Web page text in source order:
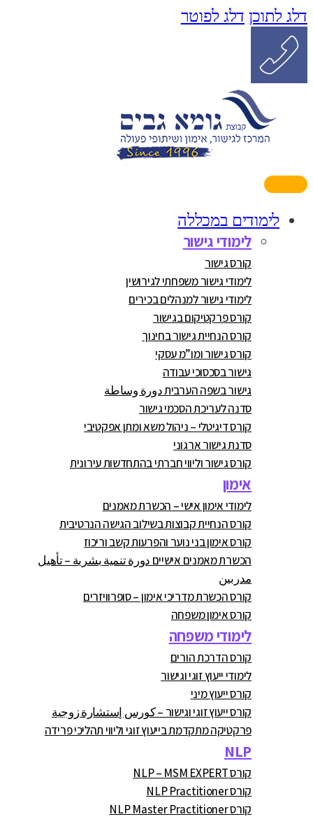
דלג לתוכן דלג לפוטר
לימודים במכללה
לימודי גישור
קורס גישור
לימודי גישור משפחתי לגירושין
לימודי גישור למנהלים בכירים
קורס פרקטיקום בגישור
קורס הנחיית גישור בחינוך
קורס גישור ומו”מ עסקי
גישור בסכסוכי עבודה
גישור בשפה הערבית دورة وساطة
סדנה לעריכת הסכמי גישור
קורס דיגיטלי – ניהול משא ומתן אפקטיבי
סדנת גישור ארגוני
קורס גישור וליווי חברתי בהתחדשות עירונית
אימון
לימודי אימון אישי – הכשרת מאמנים
קורס הנחיית קבוצות בשילוב הגישה הנרטיבית
קורס אימון בני נוער והפרעות קשב וריכוז
הכשרת מאמנים אישיים دورة تنمية بشرية – تأهيل
مدربين
קורס הכשרת מדריכי אימון – סופרוויזרים
קורס אימון משפחה
לימודי משפחה
קורס הדרכת הורים
לימודי ייעוץ זוגי וגישור
קורס ייעוץ מיני
קורס ייעוץ זוגי וגישור – كورس إستشارة زوجية
פרקטיקה מתקדמת בייעוץ זוגי וליווי תהליכי פרידה
NLP
קורס NLP – MSM EXPERT
קורס NLP Practitioner
קורס NLP Master Practitioner